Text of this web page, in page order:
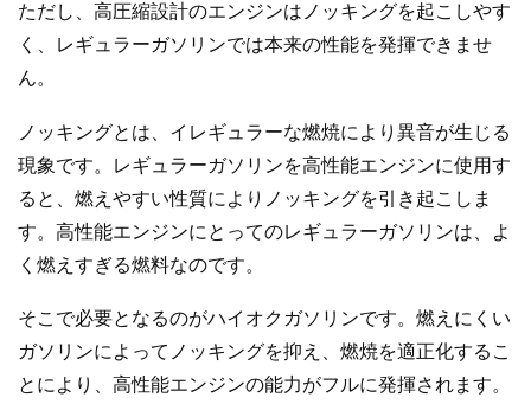
ただし、高圧縮設計のエンジンはノッキングを起こしやす
く、レギュラーガソリンでは本来の性能を発揮できませ
ん。
ノッキングとは、イレギュラーな燃焼により異音が生じる
現象です。レギュラーガソリンを高性能エンジンに使用す
ると、燃えやすい性質によりノッキングを引き起こしま
す。高性能エンジンにとってのレギュラーガソリンは、よ
く燃えすぎる燃料なのです。
そこで必要となるのがハイオクガソリンです。燃えにくい
ガソリンによってノッキングを抑え、燃焼を適正化するこ
とにより、高性能エンジンの能力がフルに発揮されます。